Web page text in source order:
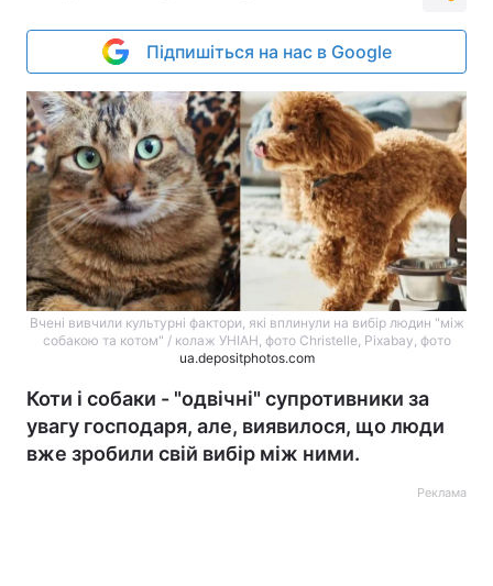
Підпишіться на нас в Google
Вчені вивчили культурні фактори, які вплинули на вибір людин "між
собакою та котом" / колаж УНІАН, фото Christelle, Pixabay, фото
ua.depositphotos.com
Коти і собаки - "одвічні" супротивники за
увагу господаря, але, виявилося, що люди
вже зробили свій вибір між ними.
Реклама